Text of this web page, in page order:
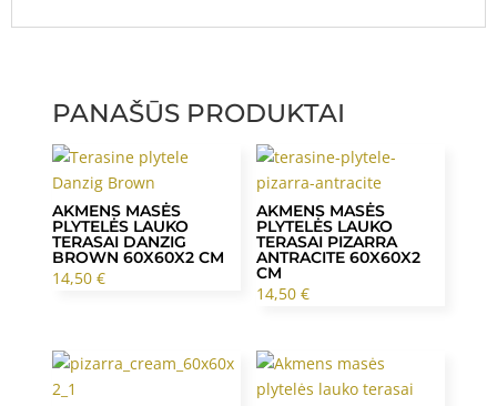
PANAŠŪS PRODUKTAI
AKMENS MASĖS
PLYTELĖS LAUKO
TERASAI DANZIG
BROWN 60X60X2 CM
14,50 €
AKMENS MASĖS
PLYTELĖS LAUKO
TERASAI PIZARRA
ANTRACITE 60X60X2
CM
14,50€